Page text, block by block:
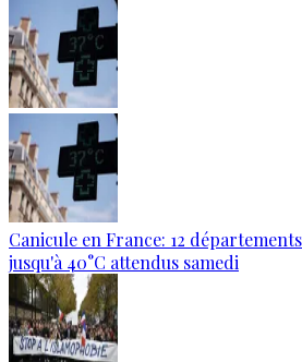
Canicule en France: 12
jusqu'à 40°C attendus samedi